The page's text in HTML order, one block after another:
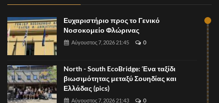
Ευχαριστήριο προς το Γενικό
Νοσοκομείο Φλώρινας
Αύγουστος 7, 2026 21:45 0
North - South EcoBridge: Ένα ταξίδι
βιωσιμότητας μεταξύ Σουηδίας και
Ελλάδας (pics)
Αύγουστος 7, 2026 21:43 0